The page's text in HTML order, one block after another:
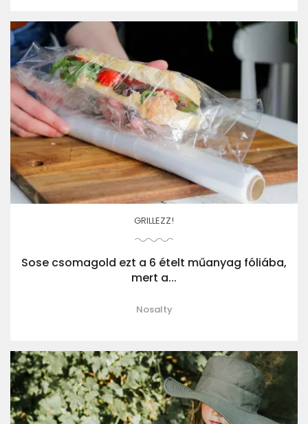
GRILLEZZ!
Sose csomagold ezt a 6 ételt műanyag fóliába,
mert a...
Nosalty